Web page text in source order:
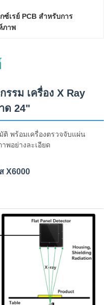
กซ์เรย์ PCB สำหรับการ
ภาพ
รม เครื่อง X Ray
ด 24"
พร้อมเครื่องตรวจจับแผ่น
พอย่างละเอียด
X6000